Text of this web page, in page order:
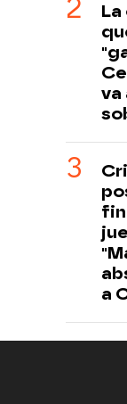
va
a